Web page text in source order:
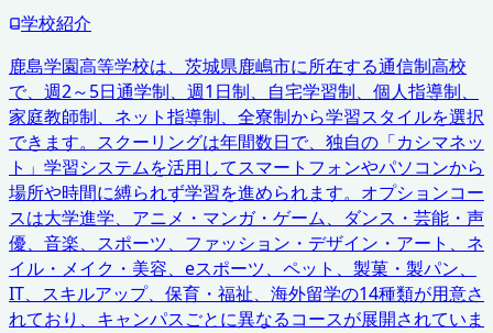
学校紹介
鹿島学園高等学校は、茨城県鹿嶋市に所在する通信制高校
で、週2～5日通学制、週1日制、自宅学習制、個人指導制、
家庭教師制、ネット指導制、全寮制から学習スタイルを選択
できます。スクーリングは年間数日で、独自の「カシマネッ
ト」学習システムを活用してスマートフォンやパソコンから
場所や時間に縛られず学習を進められます。オプションコー
スは大学進学、アニメ・マンガ・ゲーム、ダンス・芸能・声
優、音楽、スポーツ、ファッション・デザイン・アート、ネ
イル・メイク・美容、eスポーツ、ペット、製菓・製パン、
IT、スキルアップ、保育・福祉、海外留学の14種類が用意さ
れており、キャンパスごとに異なるコースが展開されていま